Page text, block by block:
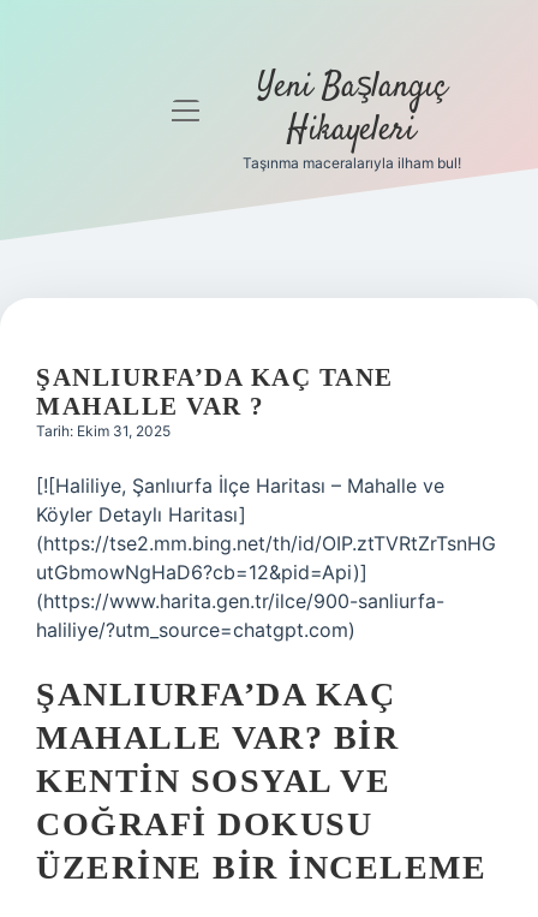
Gizlilik
Hakkımızda
menüyü
Yeni Başlangıç
Hikayeleri
Taşınma maceralarıyla ilham bul!
ŞANLIURFA’DA KAÇ TANE
MAHALLE VAR ?
Tarih: Ekim 31, 2025
[![Haliliye, Şanlıurfa İlçe Haritası – Mahalle ve
Köyler Detaylı Haritası]
(https://tse2.mm.bing.net/th/id/OIP.ztTVRtZrTsnHG
utGbmowNgHaD6?cb=12&pid=Api)]
(https://www.harita.gen.tr/ilce/900-sanliurfa-
haliliye/?utm_source=chatgpt.com)
ŞANLIURFA’DA KAÇ
MAHALLE VAR? BIR
KENTIN SOSYAL VE
COĞRAFI DOKUSU
ÜZERINE BIR İNCELEME